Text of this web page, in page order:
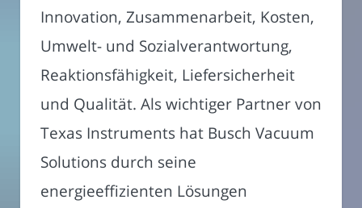
Innovation, Zusammenarbeit, Kosten,
Umwelt- und Sozialverantwortung,
Reaktionsfähigkeit, Liefersicherheit
und Qualität. Als wichtiger Partner von
Texas Instruments hat Busch Vacuum
Solutions durch seine
energieeffizienten Lösungen